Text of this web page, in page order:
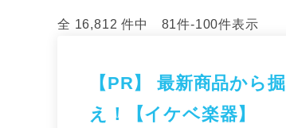
全 16,812 件中 81件-100件表示
【PR】 最新商品から
え！【イケベ楽器】